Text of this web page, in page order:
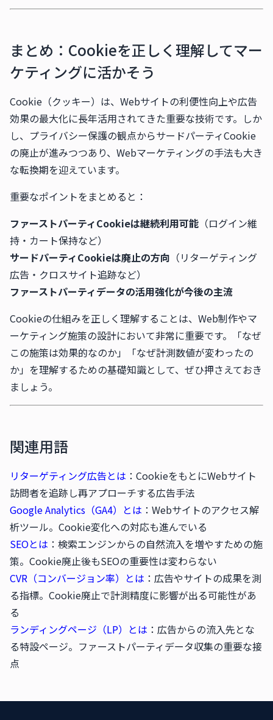
まとめ：Cookieを正しく理解してマー
ケティングに活かそう
Cookie（クッキー）は、Webサイトの利便性向上や広告
効果の最大化に長年活用されてきた重要な技術です。しか
し、プライバシー保護の観点からサードパーティCookie
の廃止が進みつつあり、Webマーケティングの手法も大き
な転換期を迎えています。
重要なポイントをまとめると：
ファーストパーティCookieは継続利用可能 （ログイン維
持・カート保持など）
サードパーティCookieは廃止の方向 （リターゲティング
広告・クロスサイト追跡など）
ファーストパーティデータの活用強化が今後の主流
Cookieの仕組みを正しく理解することは、Web制作やマ
ーケティング施策の設計において非常に重要です。「なぜ
この施策は効果的なのか」「なぜ計測数値が変わったの
か」を理解するための基礎知識として、ぜひ押さえておき
ましょう。
関連用語
リターゲティング広告とは ：CookieをもとにWebサイト
訪問者を追跡し再アプローチする広告手法
Google Analytics（GA4）とは ：Webサイトのアクセス解
析ツール。Cookie変化への対応も進んでいる
SEOとは ：検索エンジンからの自然流入を増やすための施
策。Cookie廃止後もSEOの重要性は変わらない
CVR（コンバージョン率）とは ：広告やサイトの成果を測
る指標。Cookie廃止で計測精度に影響が出る可能性があ
る
ランディングページ（LP）とは ：広告からの流入先とな
る特設ページ。ファーストパーティデータ収集の重要な接
点